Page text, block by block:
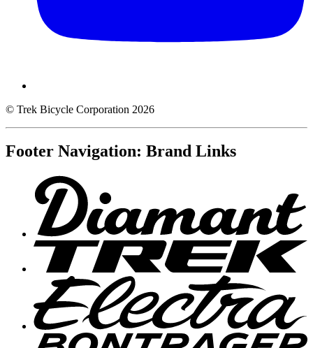
© Trek Bicycle Corporation 2026
Footer Navigation: Brand Links